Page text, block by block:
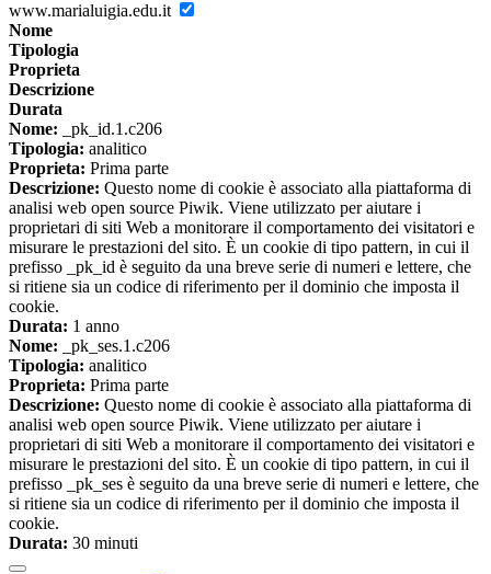
www.marialuigia.edu.it
Nome
Tipologia
Proprieta
Descrizione
Durata
Nome: _pk_id.1.c206
Tipologia: analitico
Proprieta: Prima parte
Descrizione: Questo nome di cookie è associato alla piattaforma di
analisi web open source Piwik. Viene utilizzato per aiutare i
proprietari di siti Web a monitorare il comportamento dei visitatori e
misurare le prestazioni del sito. È un cookie di tipo pattern, in cui il
prefisso _pk_id è seguito da una breve serie di numeri e lettere, che
si ritiene sia un codice di riferimento per il dominio che imposta il
cookie.
Durata: 1 anno
Nome: _pk_ses.1.c206
Tipologia: analitico
Proprieta: Prima parte
Descrizione: Questo nome di cookie è associato alla piattaforma di
analisi web open source Piwik. Viene utilizzato per aiutare i
proprietari di siti Web a monitorare il comportamento dei visitatori e
misurare le prestazioni del sito. È un cookie di tipo pattern, in cui il
prefisso _pk_ses è seguito da una breve serie di numeri e lettere, che
si ritiene sia un codice di riferimento per il dominio che imposta il
cookie.
Durata: 30 minuti